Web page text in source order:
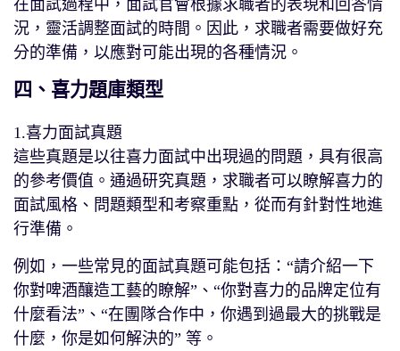
在面試過程中，面試官會根據求職者的表現和回答情
況，靈活調整面試的時間。因此，求職者需要做好充
分的準備，以應對可能出現的各種情況。
四、喜力題庫類型
1.喜力面試真題
這些真題是以往喜力面試中出現過的問題，具有很高
的參考價值。通過研究真題，求職者可以瞭解喜力的
面試風格、問題類型和考察重點，從而有針對性地進
行準備。
例如，一些常見的面試真題可能包括：“請介紹一下
你對啤酒釀造工藝的瞭解”、“你對喜力的品牌定位有
什麼看法”、“在團隊合作中，你遇到過最大的挑戰是
什麼，你是如何解決的” 等。